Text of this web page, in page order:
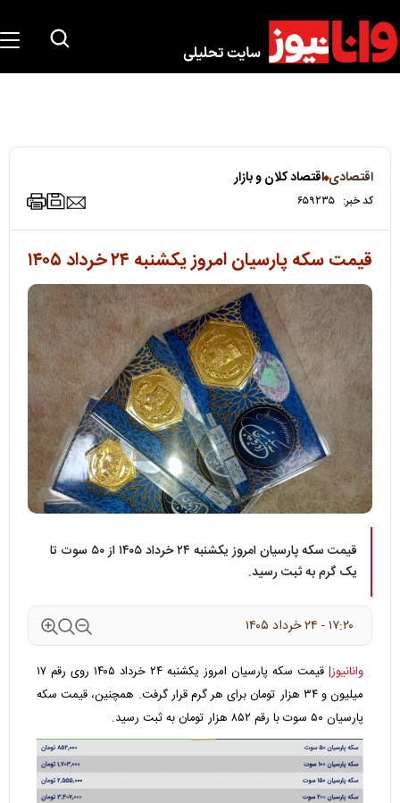
اقتصادی اقتصاد کلان و بازار
کد خبر: ۶۵۹۲۳۵
قیمت سکه پارسیان امروز یکشنبه ۲۴ خرداد ۱۴۰۵
قیمت سکه پارسیان امروز یکشنبه ۲۴ خرداد ۱۴۰۵ از ۵۰ سوت تا
یک گرم به ثبت رسید.
۱۷:۲۰ - ۲۴ خرداد ۱۴۰۵
وانانیوز|
قیمت سکه پارسیان امروز یکشنبه ۲۴ خرداد ۱۴۰۵ روی رقم ۱۷
میلیون و ۳۴ هزار تومان برای هر گرم قرار گرفت. همچنین، قیمت سکه
پارسیان ۵۰ سوت با رقم ۸۵۲ هزار تومان به ثبت رسید.